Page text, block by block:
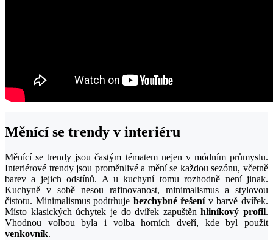
Měnící se trendy v interiéru
Měnící se trendy jsou častým tématem nejen v módním průmyslu.
Interiérové trendy jsou proměnlivé a mění se každou sezónu, včetně
barev a jejich odstínů. A u kuchyní tomu rozhodně není jinak.
Kuchyně v sobě nesou rafinovanost, minimalismus a stylovou
čistotu. Minimalismus podtrhuje bezchybné řešenív barvě dvířek.
Místo klasických úchytek je do dvířek zapuštěnhliníkový profil.
Vhodnou volbou byla i volba horních dveří, kde byl použit
venkovník.